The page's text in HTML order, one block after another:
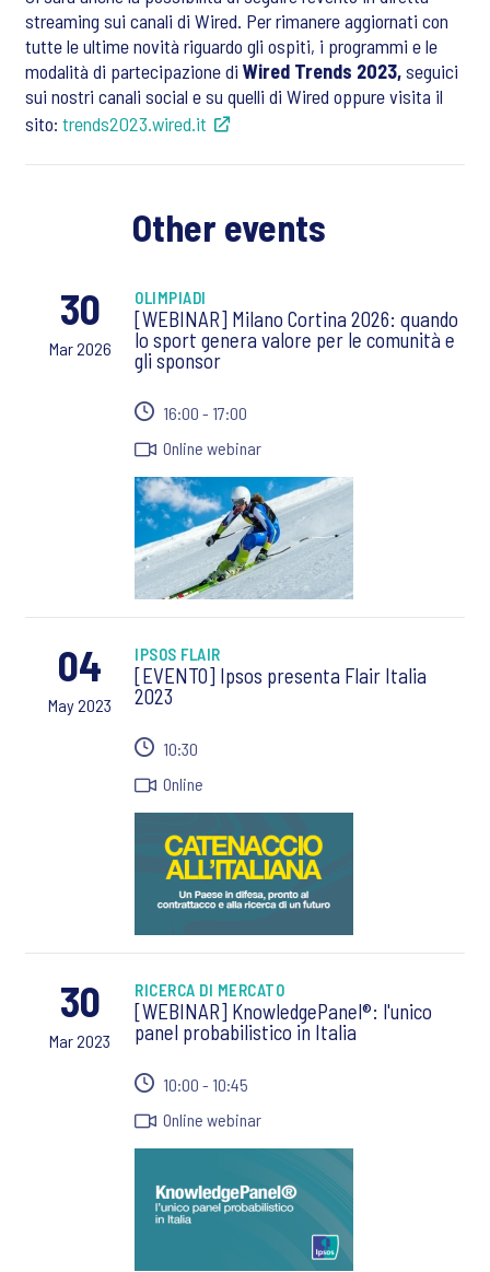
streaming sui canali di Wired. Per rimanere aggiornati con
tutte le ultime novità riguardo gli ospiti, i programmi e le
modalità di partecipazione di Wired Trends 2023,seguici
sui nostri canali social e su quelli di Wired oppure visita il
sito: trends2023.wired.it
Other events
30
Mar 2026
OLIMPIADI
[WEBINAR] Milano Cortina 2026: quando
lo sport genera valore per le comunità e
gli sponsor
16:00 - 17:00
Online webinar
04
May 2023
IPSOS FLAIR
[EVENTO] Ipsos presenta Flair Italia
2023
10:30
Online
30
Mar 2023
RICERCA DI MERCATO
[WEBINAR] KnowledgePanel®: l'unico
panel probabilistico in Italia
10:00 - 10:45
Online webinar